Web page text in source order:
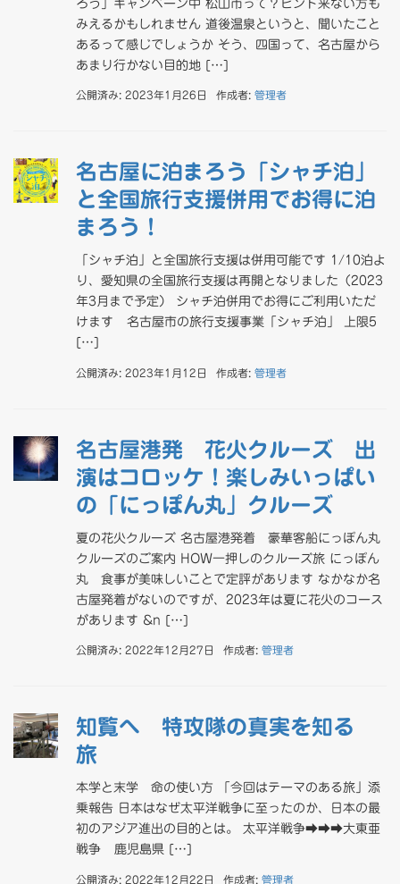
ろう」キャンペーン中 松山市って？ピント来ない方も
みえるかもしれません 道後温泉というと、聞いたこと
あるって感じでしょうか そう、四国って、名古屋から
あまり行かない目的地 […]
公開済み: 2023年1月26日 作成者: 管理者
名古屋に泊まろう「シャチ泊」
と全国旅行支援併用でお得に泊
まろう！
「シャチ泊」と全国旅行支援は併用可能です 1/10泊よ
り、愛知県の全国旅行支援は再開となりました（2023
年3月まで予定） シャチ泊併用でお得にご利用いただ
けます 名古屋市の旅行支援事業「シャチ泊」 上限5
[…]
公開済み: 2023年1月12日 作成者: 管理者
名古屋港発 花火クルーズ 出
演はコロッケ！楽しみいっぱい
の「にっぽん丸」クルーズ
夏の花火クルーズ 名古屋港発着 豪華客船にっぽん丸
クルーズのご案内 HOW一押しのクルーズ旅 にっぽん
丸 食事が美味しいことで定評があります なかなか名
古屋発着がないのですが、2023年は夏に花火のコース
があります &n […]
公開済み: 2022年12月27日 作成者: 管理者
知覧へ 特攻隊の真実を知る
旅
本学と末学 命の使い方 「今回はテーマのある旅」添
乗報告 日本はなぜ太平洋戦争に至ったのか、日本の最
初のアジア進出の目的とは。 太平洋戦争➡➡➡大東亜
戦争 鹿児島県 […]
公開済み: 2022年12月22日 作成者: 管理者